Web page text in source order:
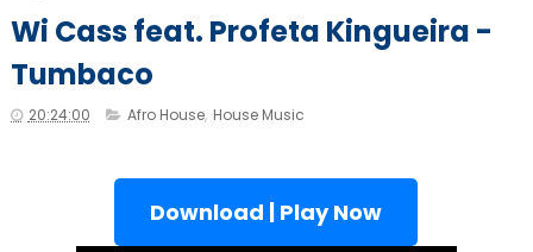
Wi Cass feat. Profeta Kingueira -
Tumbaco
20:24:00 Afro House, House Music
Download | Play Now